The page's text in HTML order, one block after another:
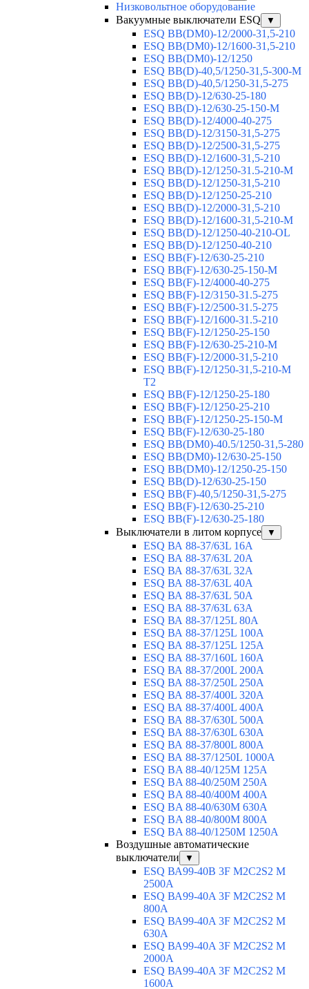
Низковольтное оборудование
Вакуумные выключатели ESQ
▼
ESQ ВВ(DM0)-12/2000-31,5-210
ESQ ВВ(DM0)-12/1600-31,5-210
ESQ ВВ(DM0)-12/1250
ESQ ВВ(D)-40,5/1250-31,5-300-М
ESQ ВВ(D)-40,5/1250-31,5-275
ESQ ВВ(D)-12/630-25-180
ESQ ВВ(D)-12/630-25-150-М
ESQ ВВ(D)-12/4000-40-275
ESQ ВВ(D)-12/3150-31,5-275
ESQ ВВ(D)-12/2500-31,5-275
ESQ ВВ(D)-12/1600-31,5-210
ESQ ВВ(D)-12/1250-31.5-210-М
ESQ ВВ(D)-12/1250-31,5-210
ESQ ВВ(D)-12/1250-25-210
ESQ BB(D)-12/2000-31,5-210
ESQ BB(D)-12/1600-31,5-210-М
ESQ BB(D)-12/1250-40-210-OL
ESQ BB(D)-12/1250-40-210
ESQ ВВ(F)-12/630-25-210
ESQ ВВ(F)-12/630-25-150-М
ESQ ВВ(F)-12/4000-40-275
ESQ ВВ(F)-12/3150-31.5-275
ESQ ВВ(F)-12/2500-31.5-275
ESQ ВВ(F)-12/1600-31.5-210
ESQ ВВ(F)-12/1250-25-150
ESQ BB(F)-12/630-25-210-М
ESQ BB(F)-12/2000-31,5-210
ESQ BB(F)-12/1250-31,5-210-М
T2
ESQ BB(F)-12/1250-25-180
ESQ ВВ(F)-12/1250-25-210
ESQ ВВ(F)-12/1250-25-150-М
ESQ BB(F)-12/630-25-180
ESQ ВВ(DM0)-40.5/1250-31,5-280
ESQ ВВ(DM0)-12/630-25-150
ESQ ВВ(DM0)-12/1250-25-150
ESQ BB(D)-12/630-25-150
ESQ ВВ(F)-40,5/1250-31,5-275
ESQ ВВ(F)-12/630-25-210
ESQ ВВ(F)-12/630-25-180
Выключатели в литом корпусе
▼
ESQ ВА 88-37/63L 16A
ESQ ВА 88-37/63L 20A
ESQ ВА 88-37/63L 32A
ESQ ВА 88-37/63L 40A
ESQ ВА 88-37/63L 50A
ESQ ВА 88-37/63L 63A
ESQ ВА 88-37/125L 80A
ESQ ВА 88-37/125L 100A
ESQ ВА 88-37/125L 125A
ESQ ВА 88-37/160L 160A
ESQ ВА 88-37/200L 200A
ESQ ВА 88-37/250L 250A
ESQ ВА 88-37/400L 320A
ESQ ВА 88-37/400L 400A
ESQ ВА 88-37/630L 500A
ESQ ВА 88-37/630L 630A
ESQ ВА 88-37/800L 800A
ESQ ВА 88-37/1250L 1000A
ESQ BA 88-40/125M 125A
ESQ BA 88-40/250M 250A
ESQ BA 88-40/400M 400A
ESQ BA 88-40/630М 630A
ESQ BA 88-40/800M 800A
ESQ BA 88-40/1250М 1250A
Воздушные автоматические
выключатели
▼
ESQ ВА99-40B 3F M2C2S2 M
2500A
ESQ ВА99-40A 3F M2C2S2 М
800A
ESQ ВА99-40A 3F M2C2S2 М
630A
ESQ ВА99-40A 3F M2C2S2 М
2000A
ESQ ВА99-40A 3F M2C2S2 М
1600A